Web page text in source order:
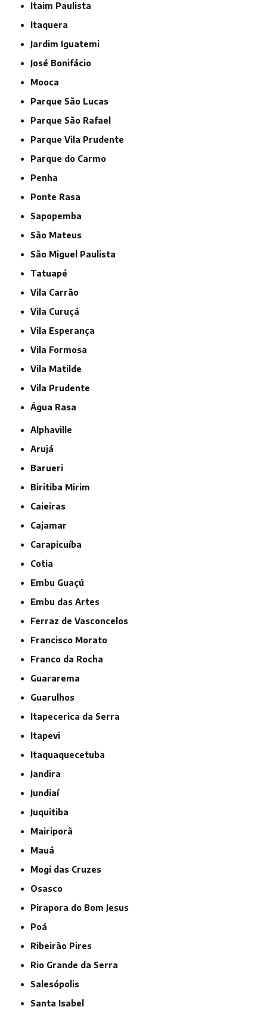
Itaim Paulista
Itaquera
Jardim Iguatemi
José Bonifácio
Mooca
Parque São Lucas
Parque São Rafael
Parque Vila Prudente
Parque do Carmo
Penha
Ponte Rasa
Sapopemba
São Mateus
São Miguel Paulista
Tatuapé
Vila Carrão
Vila Curuçá
Vila Esperança
Vila Formosa
Vila Matilde
Vila Prudente
Água Rasa
Alphaville
Arujá
Barueri
Biritiba Mirim
Caieiras
Cajamar
Carapicuíba
Cotia
Embu Guaçú
Embu das Artes
Ferraz de Vasconcelos
Francisco Morato
Franco da Rocha
Guararema
Guarulhos
Itapecerica da Serra
Itapevi
Itaquaquecetuba
Jandira
Jundiaí
Juquitiba
Mairiporã
Mauá
Mogi das Cruzes
Osasco
Pirapora do Bom Jesus
Poá
Ribeirão Pires
Rio Grande da Serra
Salesópolis
Santa Isabel